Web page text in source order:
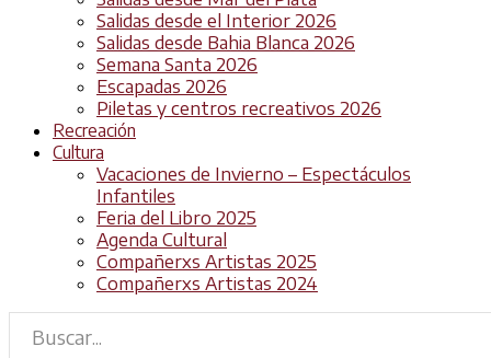
Salidas desde el Interior 2026
Salidas desde Bahia Blanca 2026
Semana Santa 2026
Escapadas 2026
Piletas y centros recreativos 2026
Recreación
Cultura
Vacaciones de Invierno – Espectáculos
Infantiles
Feria del Libro 2025
Agenda Cultural
Compañerxs Artistas 2025
Compañerxs Artistas 2024